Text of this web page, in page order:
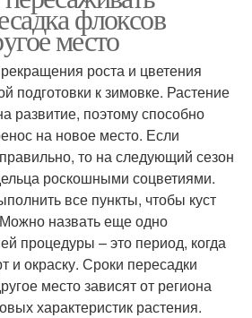
флоксов
место
роста и цветения
подготовки к зимовке. Растение
развитие, поэтому способно
на новое место. Если
то на следующий сезон
роскошными соцветиями.
все пункты, чтобы куст
назвать еще одно
процедуры – это период, когда
и окраску. Сроки пересадки
место зависят от региона
характеристик растения.